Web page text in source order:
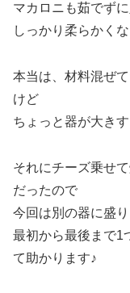
マカロニも茹でず
しっかり柔らかく
本当は、材料混ぜ
けど
ちょっと器が大き
それにチーズ乗せ
だったので
今回は別の器に盛
最初から最後まで1
て助かります♪